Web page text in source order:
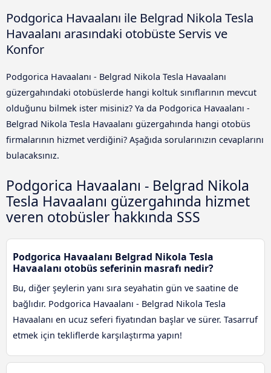
Podgorica Havaalanı ile Belgrad Nikola Tesla
Havaalanı arasındaki otobüste Servis ve
Konfor
Podgorica Havaalanı - Belgrad Nikola Tesla Havaalanı
güzergahındaki otobüslerde hangi koltuk sınıflarının mevcut
olduğunu bilmek ister misiniz? Ya da Podgorica Havaalanı -
Belgrad Nikola Tesla Havaalanı güzergahında hangi otobüs
firmalarının hizmet verdiğini? Aşağıda sorularınızın cevaplarını
bulacaksınız.
Podgorica Havaalanı - Belgrad Nikola
Tesla Havaalanı güzergahında hizmet
veren otobüsler hakkında SSS
Podgorica Havaalanı Belgrad Nikola Tesla
Havaalanı otobüs seferinin masrafı nedir?
Bu, diğer şeylerin yanı sıra seyahatin gün ve saatine de
bağlıdır. Podgorica Havaalanı - Belgrad Nikola Tesla
Havaalanı en ucuz seferi fiyatından başlar ve sürer. Tasarruf
etmek için tekliflerde karşılaştırma yapın!